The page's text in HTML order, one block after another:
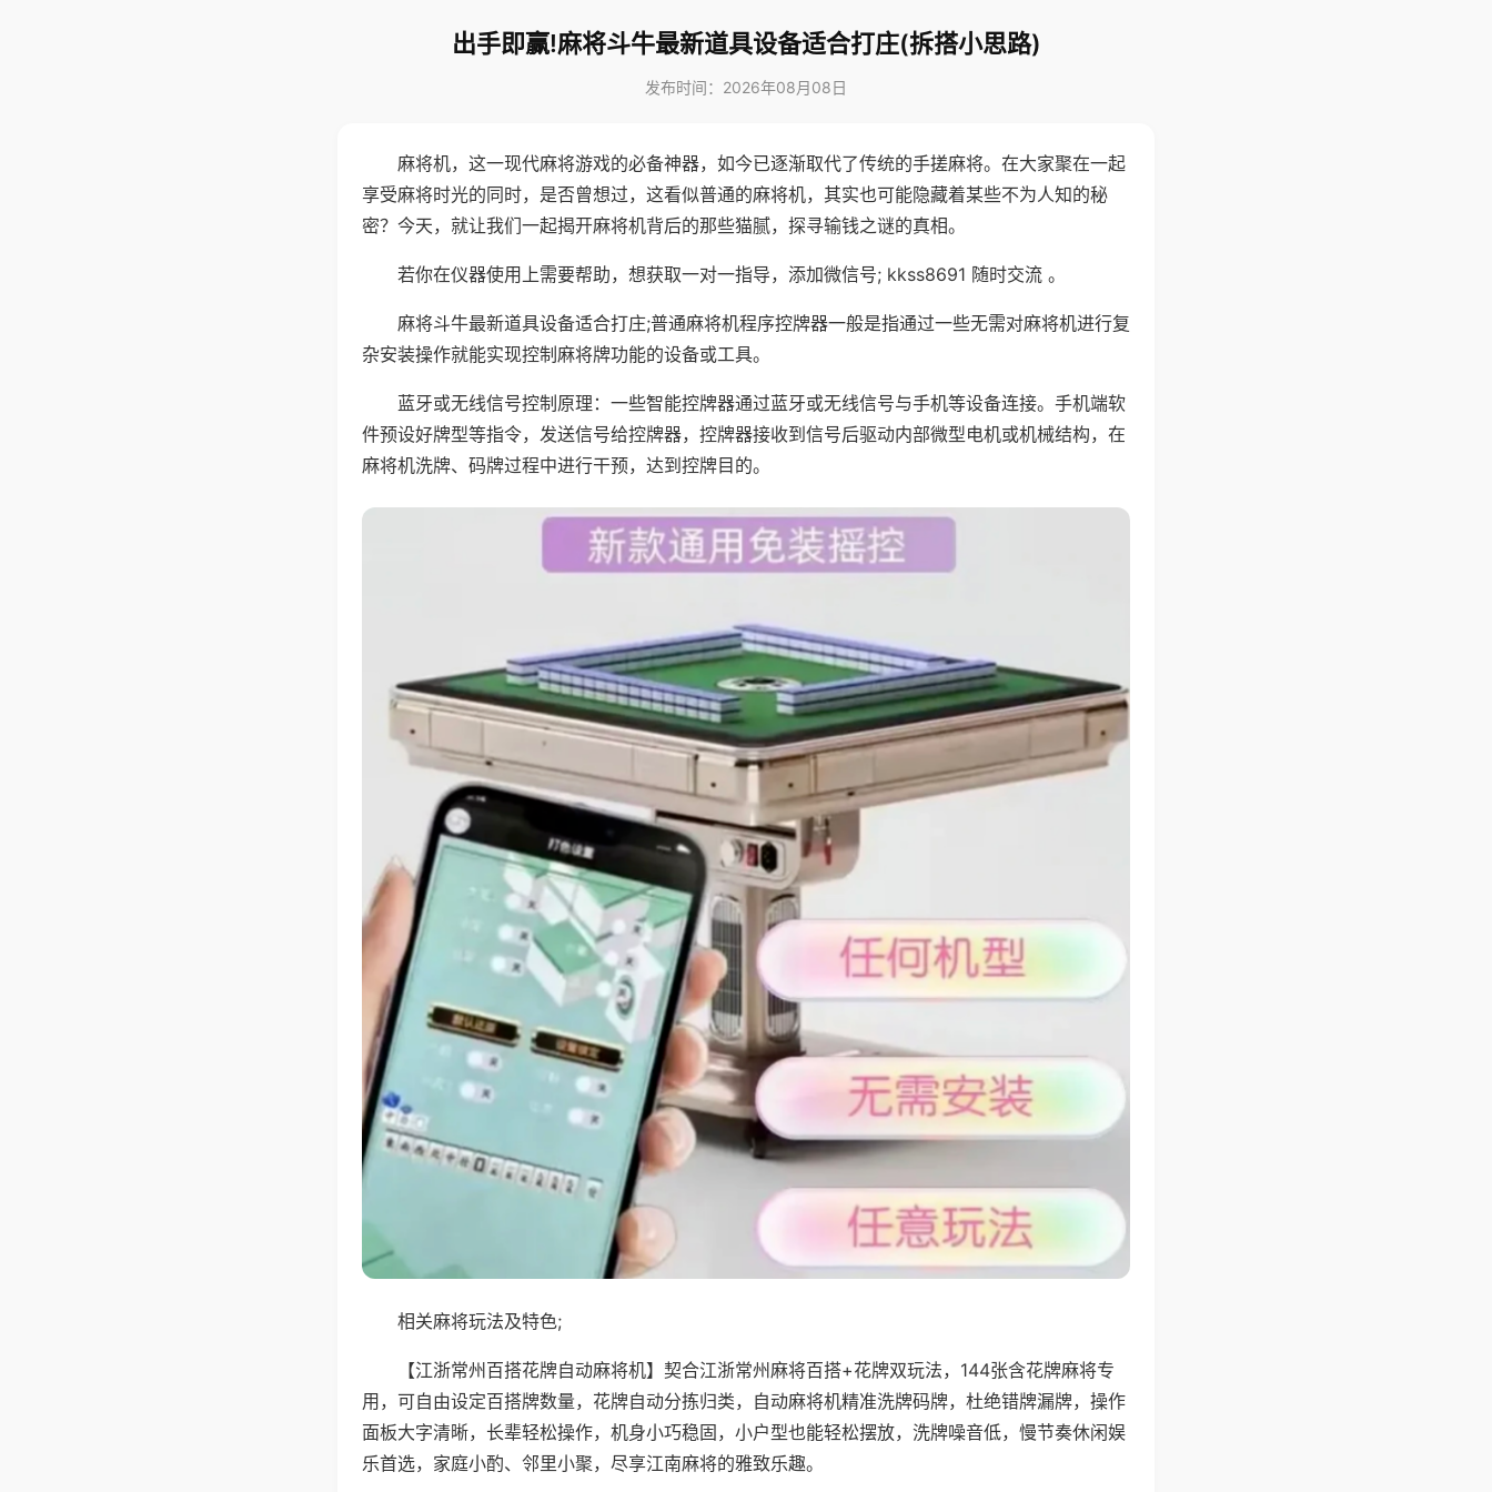
出手即赢!麻将斗牛最新道具设备适合打庄(拆搭小思路)
发布时间：2026年08月08日
麻将机，这一现代麻将游戏的必备神器，如今已逐渐取代了传统的手搓麻将。在大家聚在一起
享受麻将时光的同时，是否曾想过，这看似普通的麻将机，其实也可能隐藏着某些不为人知的秘
密？今天，就让我们一起揭开麻将机背后的那些猫腻，探寻输钱之谜的真相。
若你在仪器使用上需要帮助，想获取一对一指导，添加微信号; kkss8691 随时交流 。
麻将斗牛最新道具设备适合打庄;普通麻将机程序控牌器一般是指通过一些无需对麻将机进行复
杂安装操作就能实现控制麻将牌功能的设备或工具。
蓝牙或无线信号控制原理：一些智能控牌器通过蓝牙或无线信号与手机等设备连接。手机端软
件预设好牌型等指令，发送信号给控牌器，控牌器接收到信号后驱动内部微型电机或机械结构，在
麻将机洗牌、码牌过程中进行干预，达到控牌目的。
相关麻将玩法及特色;
【江浙常州百搭花牌自动麻将机】契合江浙常州麻将百搭+花牌双玩法，144张含花牌麻将专
用，可自由设定百搭牌数量，花牌自动分拣归类，自动麻将机精准洗牌码牌，杜绝错牌漏牌，操作
面板大字清晰，长辈轻松操作，机身小巧稳固，小户型也能轻松摆放，洗牌噪音低，慢节奏休闲娱
乐首选，家庭小酌、邻里小聚，尽享江南麻将的雅致乐趣。